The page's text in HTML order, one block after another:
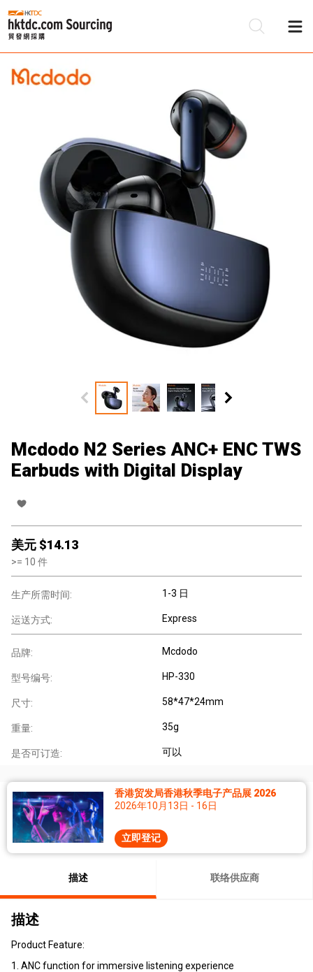
Mcdodo N2 Series ANC+ ENC TWS
Earbuds with Digital Display
美元 $14.13
>= 10 件
生产所需时间: 1-3 日
运送方式: Express
品牌: Mcdodo
型号编号: HP-330
尺寸: 58*47*24mm
重量: 35g
是否可订造: 可以
香港贸发局香港秋季电子产品展 2026
2026年10月13日 - 16日
立即登记
描述 联络供应商
描述
Product Feature:
1. ANC function for immersive listening experience